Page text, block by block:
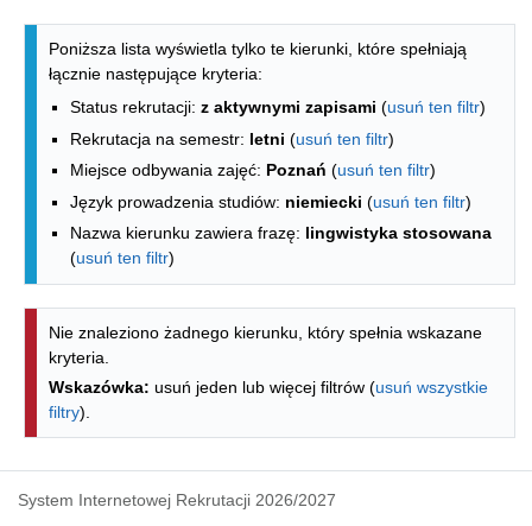
Lista kierunków - indeks alfabetyczny
Poniższa lista wyświetla tylko te kierunki, które spełniają
łącznie następujące kryteria:
Status rekrutacji: z aktywnymi zapisami (usuń ten filtr)
Rekrutacja na semestr: letni (usuń ten filtr)
Miejsce odbywania zajęć: Poznań (usuń ten filtr)
Język prowadzenia studiów: niemiecki (usuń ten filtr)
Nazwa kierunku zawiera frazę: lingwistyka stosowana
(usuń ten filtr)
Nie znaleziono żadnego kierunku, który spełnia wskazane
kryteria.
Wskazówka: usuń jeden lub więcej filtrów (usuń wszystkie
filtry).
System Internetowej Rekrutacji 2026/2027